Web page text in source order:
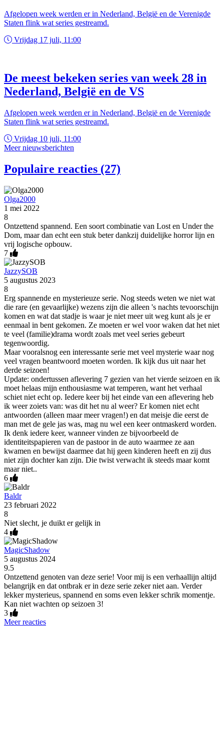
Afgelopen week werden er in Nederland, België en de Verenigde
Staten flink wat series gestreamd.
Vrijdag 17 juli, 11:00
De meest bekeken series van week 28 in
Nederland, België en de VS
Afgelopen week werden er in Nederland, België en de Verenigde
Staten flink wat series gestreamd.
Vrijdag 10 juli, 11:00
Meer nieuwsberichten
Populaire reacties (27)
Olga2000
1 mei 2022
8
Ontzettend spannend. Een soort combinatie van Lost en Under the
Dom, maar dan echt een stuk beter dankzij duidelijke horror lijn en
vrij logische opbouw.
7
JazzySOB
5 augustus 2023
8
Erg spannende en mysterieuze serie. Nog steeds weten we niet wat
die rare (en gevaarlijke) wezens zijn die alleen 's nachts tevoorschijn
komen en wat dat stadje is waar je niet meer uit weg kunt als je er
eenmaal in bent gekomen. Ze moeten er wel voor waken dat het niet
te veel (familie)drama wordt zoals met veel series gebeurt
tegenwoordig.
Maar vooralsnog een interessante serie met veel mysterie waar nog
veel vragen beantwoord moeten worden. Ik kijk dus uit naar het
derde seizoen!
Update: ondertussen aflevering 7 gezien van het vierde seizoen en ik
moet helaas mijn enthousiasme wat temperen, want het verhaal
schiet niet echt op. Iedere keer bij het einde van een aflevering heb
ik weer zoiets van: was dit het nu al weer? Er komen niet echt
antwoorden (alleen maar meer vragen!) en dat meisje die eerst de
man met de gele jas was, mag nu wel een keer ontmaskerd worden.
Ik denk iedere keer, wanneer vinden ze bijvoorbeeld de
identiteitspapieren van de pastoor in de auto waarmee ze aan
kwamen en bewijst daarmee dat hij geen kinderen heeft en zij dus
niet zijn dochter kan zijn. Die twist verwacht ik steeds maar komt
maar niet..
6
Baldr
23 februari 2022
8
Niet slecht, je duikt er gelijk in
4
MagicShadow
5 augustus 2024
9.5
Ontzettend genoten van deze serie! Voor mij is een verhaallijn altijd
belangrijk en dat ontbrak er in deze serie zeker niet aan. Verder
lekker mysterieus, spannend en soms even lekker schrik momentje.
Kan niet wachten op seizoen 3!
3
Meer reacties